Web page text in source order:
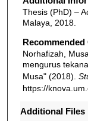
Thesis (PhD) –
Malaya, 2018.
Norhafizah,
mengurus
Musa" (2018).
https://
Additional Files